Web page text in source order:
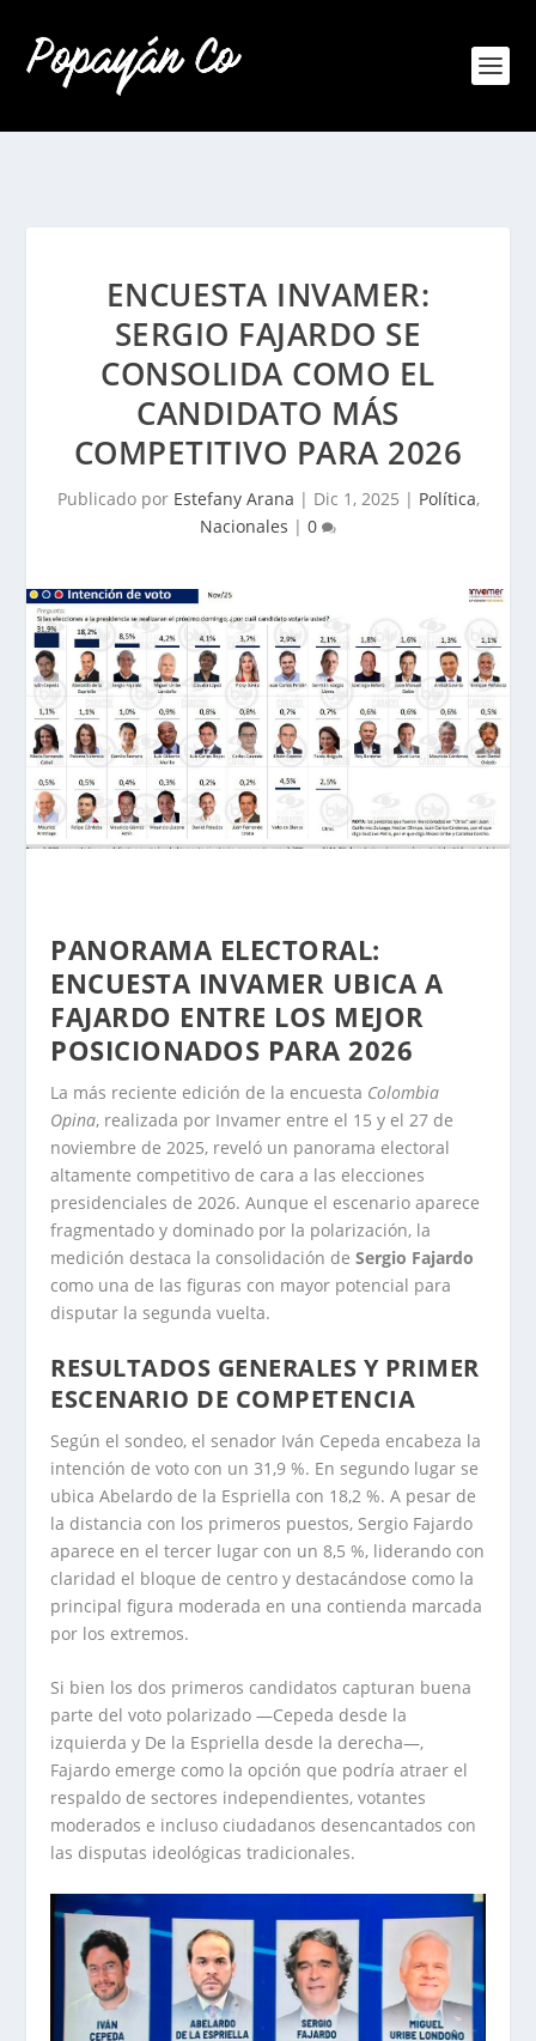
ENCUESTA INVAMER:
SERGIO FAJARDO SE
CONSOLIDA COMO EL
CANDIDATO MÁS
COMPETITIVO PARA 2026
Publicado por Estefany Arana | Dic 1, 2025 | Política,
Nacionales | 0
PANORAMA ELECTORAL:
ENCUESTA INVAMER UBICA A
FAJARDO ENTRE LOS MEJOR
POSICIONADOS PARA 2026
La más reciente edición de la encuesta Colombia
Opina, realizada por Invamer entre el 15 y el 27 de
noviembre de 2025, reveló un panorama electoral
altamente competitivo de cara a las elecciones
presidenciales de 2026. Aunque el escenario aparece
fragmentado y dominado por la polarización, la
medición destaca la consolidación deSergio Fajardo
como una de las figuras con mayor potencial para
disputar la segunda vuelta.
RESULTADOS GENERALES Y PRIMER
ESCENARIO DE COMPETENCIA
Según el sondeo, el senador Iván Cepeda encabeza la
intención de voto con un 31,9 %. En segundo lugar se
ubica Abelardo de la Espriella con 18,2 %. A pesar de
la distancia con los primeros puestos, Sergio Fajardo
aparece en el tercer lugar con un 8,5 %, liderando con
claridad el bloque de centro y destacándose como la
principal figura moderada en una contienda marcada
por los extremos.
Si bien los dos primeros candidatos capturan buena
parte del voto polarizado —Cepeda desde la
izquierda y De la Espriella desde la derecha—,
Fajardo emerge como la opción que podría atraer el
respaldo de sectores independientes, votantes
moderados e incluso ciudadanos desencantados con
las disputas ideológicas tradicionales.